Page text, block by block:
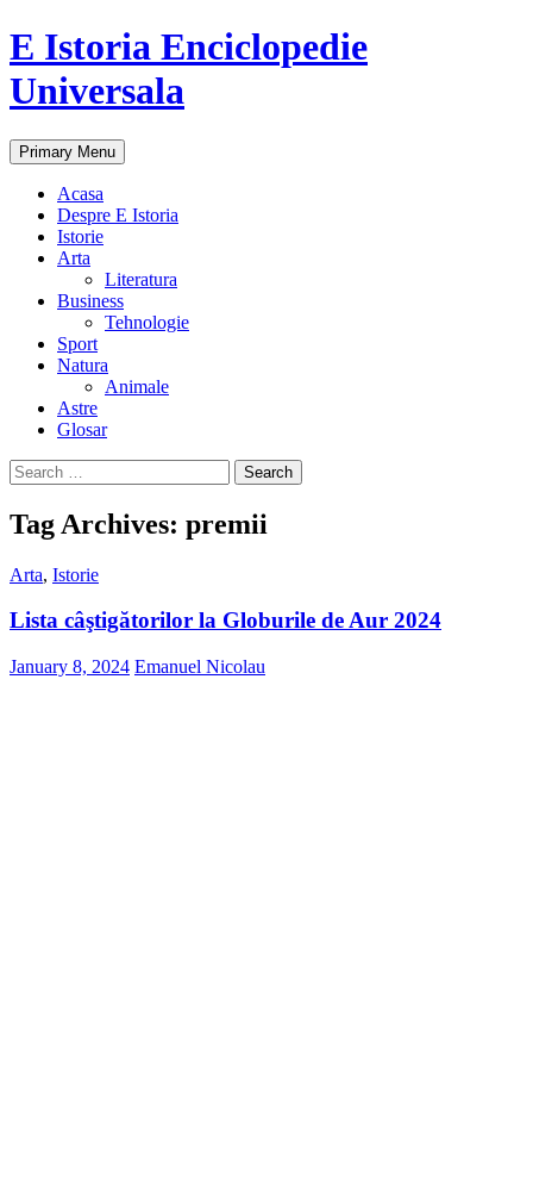
E Istoria Enciclopedie
Universala
Search
Primary Menu Skip
to
Acasa
Despre E Istoria
Istorie
Arta
Literatura
Business
Tehnologie
Sport
Natura
Animale
Astre
Glosar
Search
for:
Tag Archives: premii
Arta, Istorie
Lista câştigătorilor la Globurile de Aur 2024
January 8, 2024 Emanuel Nicolau